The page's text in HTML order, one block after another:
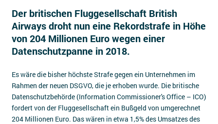
Über uns
DSGVO/GDPR
Impressum
Der britischen Fluggesellschaft British
Airways droht nun eine Rekordstrafe in Höhe
von 204 Millionen Euro wegen einer
Datenschutzpanne in 2018.
Es wäre die bisher höchste Strafe gegen ein Unternehmen im
Rahmen der neuen DSGVO, die je erhoben wurde. Die britische
Datenschutzbehörde (Information Commissioner's Office – ICO)
fordert von der Fluggesellschaft ein Bußgeld von umgerechnet
204 Millionen Euro. Das wären in etwa 1,5% des Umsatzes des